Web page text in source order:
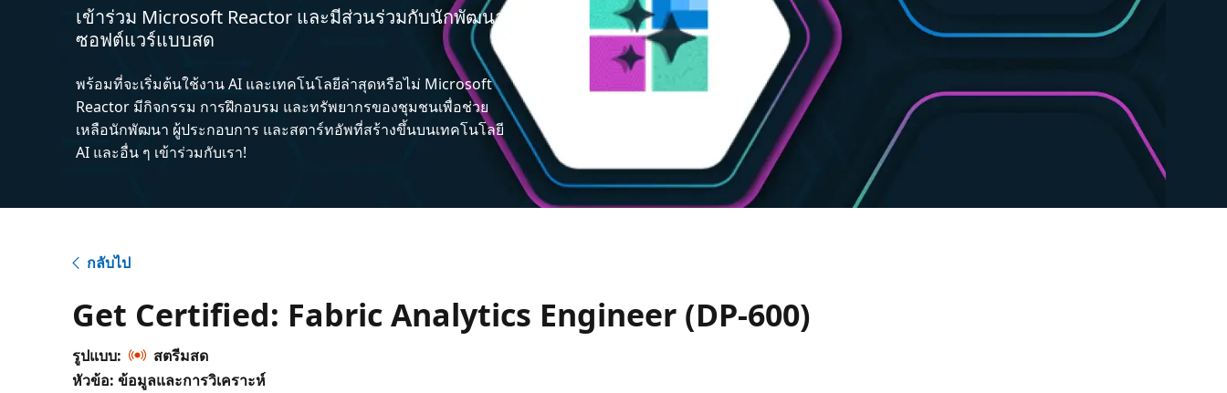
เข้าร่วม Microsoft Reactor และมีส่วนร่วมกับนักพัฒนา
ซอฟต์แวร์แบบสด
พร้อมที่จะเริ่มต้นใช้งาน AI และเทคโนโลยีล่าสุดหรือไม่ Microsoft
Reactor มีกิจกรรม การฝึกอบรม และทรัพยากรของชุมชนเพื่อช่วย
เหลือนักพัฒนา ผู้ประกอบการ และสตาร์ทอัพที่สร้างขึ้นบนเทคโนโลยี
AI และอื่น ๆ เข้าร่วมกับเรา!
กลับไป
Get Certified: Fabric Analytics Engineer (DP-600)
รูปแบบ:
สตรีมสด
หัวข้อ: ข้อมูลและการวิเคราะห์